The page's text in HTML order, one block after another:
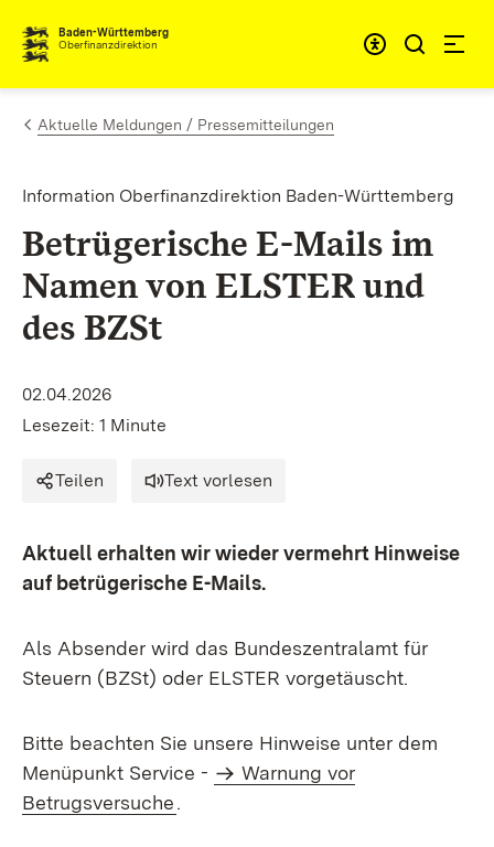
Zum Inhalt springen
Baden-Württemberg
Oberfinanzdirektion
Aktuelle Meldungen / Pressemitteilungen
Information Oberfinanzdirektion Baden-Württemberg
Betrügerische E-Mails im
Namen von ELSTER und
des BZSt
02.04.2026
Lesezeit: 1 Minute
Teilen Text vorlesen
Aktuell erhalten wir wieder vermehrt Hinweise
auf betrügerische E-Mails.
Als Absender wird das Bundeszentralamt für
Steuern (BZSt) oder ELSTER vorgetäuscht.
Bitte beachten Sie unsere Hinweise unter dem
Menüpunkt Service -
Warnung vor
Betrugsversuche.